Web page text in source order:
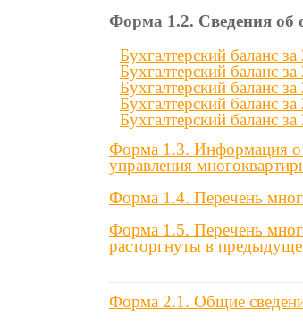
Форма 1.2. Сведения об
Бухгалтерский баланс
Бухгалтерский баланс
Бухгалтерский баланс
Бухгалтерский баланс
Бухгалтерский баланс
Форма 1.3. Информация о
управления
Форма 1.4. Перечень
Форма 1.5. Перечень
расторгнуты в
Форма 2.1. Общие